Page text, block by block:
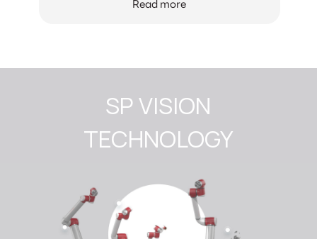
Read more
SP VISION
TECHNOLOGY